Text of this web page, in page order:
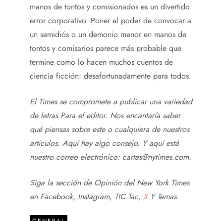
manos de tontos y comisionados es un divertido
error corporativo. Poner el poder de convocar a
un semidiós o un demonio menor en manos de
tontos y comisarios parece más probable que
termine como lo hacen muchos cuentos de
ciencia ficción: desafortunadamente para todos.
El Times se compromete a publicaruna variedad
de letrasPara el editor. Nos encantaría saber
qué piensas sobre este o cualquiera de nuestros
artículos. Aquí hay algo consejo. Y aquí está
nuestro correo electrónico: cartas@nytimes.com.
Siga la sección de Opinión del New York Times
en Facebook, Instagram, TIC Tac, XYTemas.